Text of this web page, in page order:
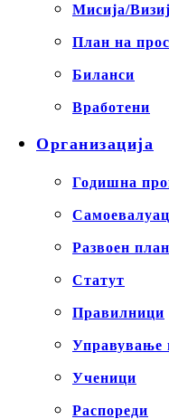
Мисија/
План на
Биланси
Вработени
Организација
Годишна
Развоен план
Статут
Правилници
Управување
Ученици
Распореди